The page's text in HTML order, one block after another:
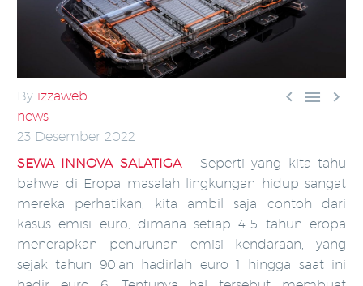
  
By izzaweb
news
23 Desember 2022
SEWA INNOVA SALATIGA– Seperti yang kita tahu
bahwa di Eropa masalah lingkungan hidup sangat
mereka perhatikan, kita ambil saja contoh dari
kasus emisi euro, dimana setiap 4-5 tahun eropa
menerapkan penurunan emisi kendaraan, yang
sejak tahun 90’an hadirlah euro 1 hingga saat ini